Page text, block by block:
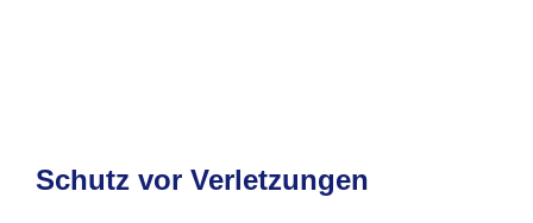
Schutz vor Verletzungen